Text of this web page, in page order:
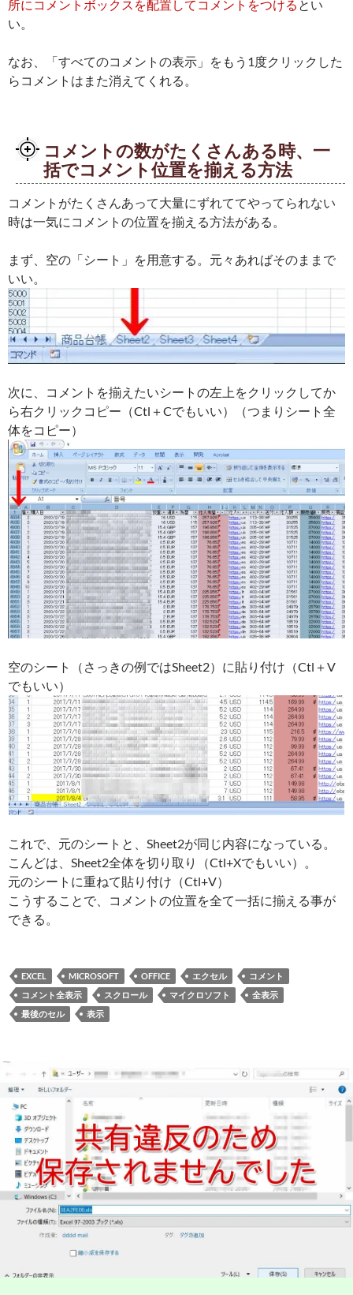
所にコメントボックスを配置してコメントをつける とい
い。
なお、「すべてのコメントの表示」をもう1度クリックした
らコメントはまた消えてくれる。
コメントの数がたくさんある時、一
括でコメント位置を揃える方法
コメントがたくさんあって大量にずれててやってられない
時は一気にコメントの位置を揃える方法がある。
まず、空の「シート」を用意する。元々あればそのままで
いい。
次に、コメントを揃えたいシートの左上をクリックしてか
ら右クリックコピー（Ctl＋Cでもいい）（つまりシート全
体をコピー）
空のシート（さっきの例ではSheet2）に貼り付け（Ctl＋V
でもいい）
これで、元のシートと、Sheet2が同じ内容になっている。
こんどは、Sheet2全体を切り取り（Ctl+Xでもいい）。
元のシートに重ねて貼り付け（Ctl+V）
こうすることで、コメントの位置を全て一括に揃える事が
できる。
EXCEL MICROSOFT OFFICE エクセル
コメント
コメント全表示
スクロール マイクロソフト
全表示
最後のセル
表示